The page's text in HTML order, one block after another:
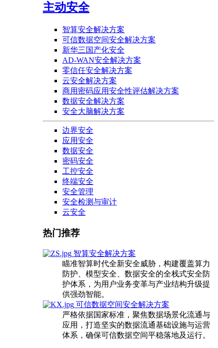
主动安全
智算安全解决方案
可信数据空间安全解决方案
新华三国产化安全
AD-WAN安全解决方案
零信任安全解决方案
云安全解决方案
商用密码应用安全性评估解决方案
数据安全解决方案
安全大脑解决方案
边界安全
应用安全
数据安全
密码安全
工控安全
终端安全
安全管理
安全检测与审计
云安全
热门推荐
智算安全解决方案
瞄准智算时代全新安全威胁，构建覆盖算力
防护、模型安全、数据安全的全栈式安全防
护体系，为用户业务变革与产业结构升级提
供强劲智能。
可信数据空间安全解决方案
严格依据国家标准，聚焦数据场景化流通与
应用，打造坚实的数据流通基础设施与运营
体系，确保可信数据空间平稳落地及运行。